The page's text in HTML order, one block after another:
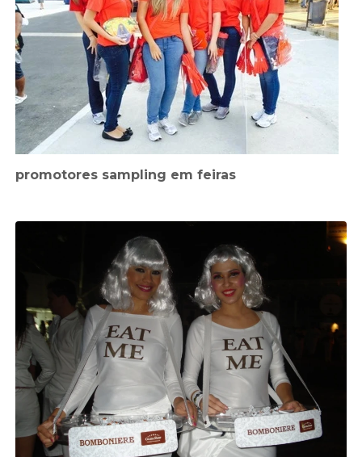
promotores sampling em feiras